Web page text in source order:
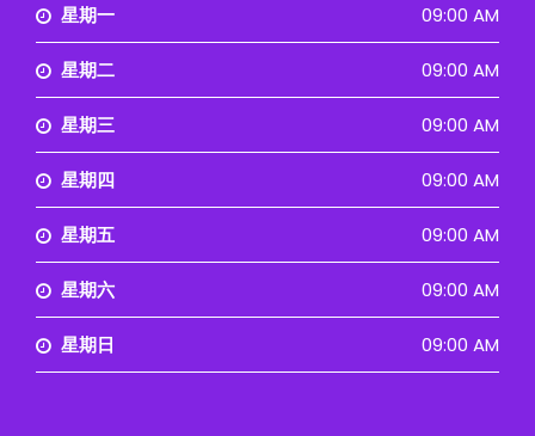
星期一 09:00 AM
星期二 09:00 AM
星期三 09:00 AM
星期四 09:00 AM
星期五 09:00 AM
星期六 09:00 AM
星期日 09:00 AM